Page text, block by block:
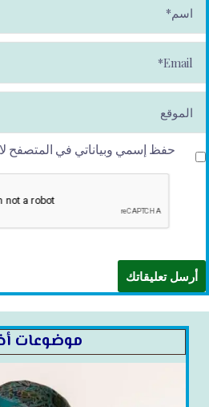
م
*
ai
l*
حفظ إسمي وبياناتي في المتصفح
موضوعات